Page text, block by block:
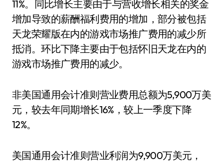
11%。同比增长主要由于与营收增长相关的奖金
增加导致的薪酬福利费用的增加，部分被包括
天龙荣耀版在内的游戏市场推广费用的减少所
抵消。环比下降主要由于包括怀旧天龙在内的
游戏市场推广费用的减少。
非美国通用会计准则营业费用总额为5,900万美
元，较去年同期增长16%，较上一季度下降
12%。
美国通用会计准则营业利润为9,900万美元，